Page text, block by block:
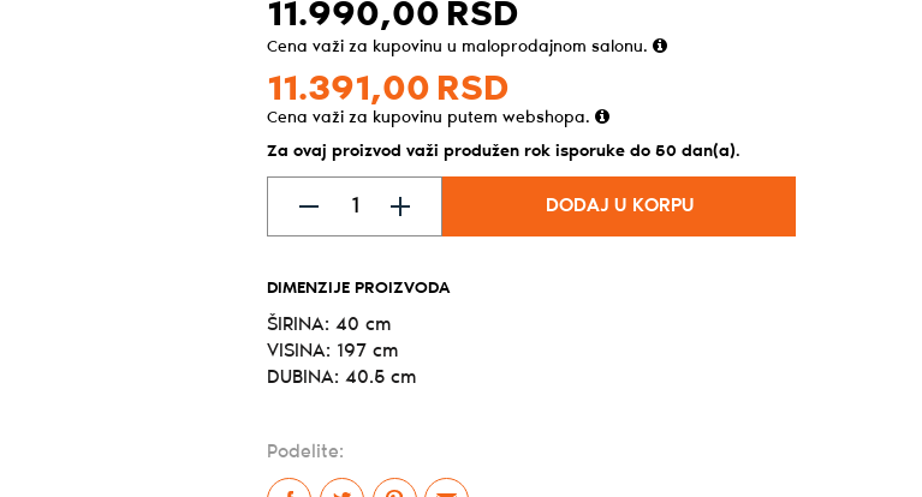
11.990,00 RSD
Cena važi za kupovinu u maloprodajnom salonu.
11.391,00 RSD
Cena važi za kupovinu putem webshopa.
Za ovaj proizvod važi produžen rok isporuke do 50 dan(a).
DODAJ U KORPU
DIMENZIJE PROIZVODA
ŠIRINA: 40 cm
VISINA: 197 cm
DUBINA: 40.5 cm
Podelite: